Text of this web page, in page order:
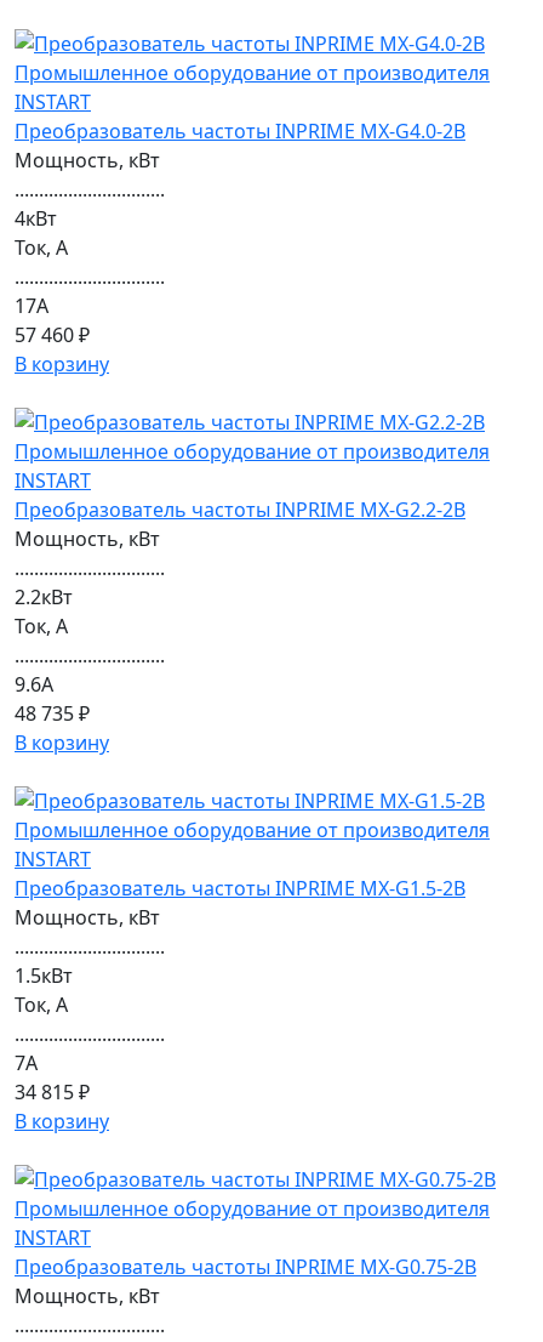
Преобразователь частоты INPRIME MX-G4.0-2B
Мощность, кВт
...............................
4кВт
Ток, А
...............................
17А
57 460 ₽
В корзину
Преобразователь частоты INPRIME MX-G2.2-2B
Мощность, кВт
...............................
2.2кВт
Ток, А
...............................
9.6А
48 735 ₽
В корзину
Преобразователь частоты INPRIME MX-G1.5-2B
Мощность, кВт
...............................
1.5кВт
Ток, А
...............................
7А
34 815 ₽
В корзину
Преобразователь частоты INPRIME MX-G0.75-2B
Мощность, кВт
...............................